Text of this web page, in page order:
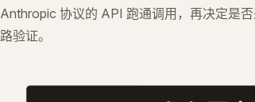
Anthropic 协议的 API 跑通调用，再决定是
路验证。